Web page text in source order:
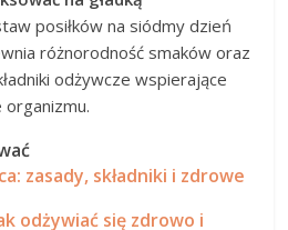
posiłków na siódmy dzień
różnorodność smaków oraz
odżywcze wspierające
zasady, składniki i zdrowe
odżywiać się zdrowo i